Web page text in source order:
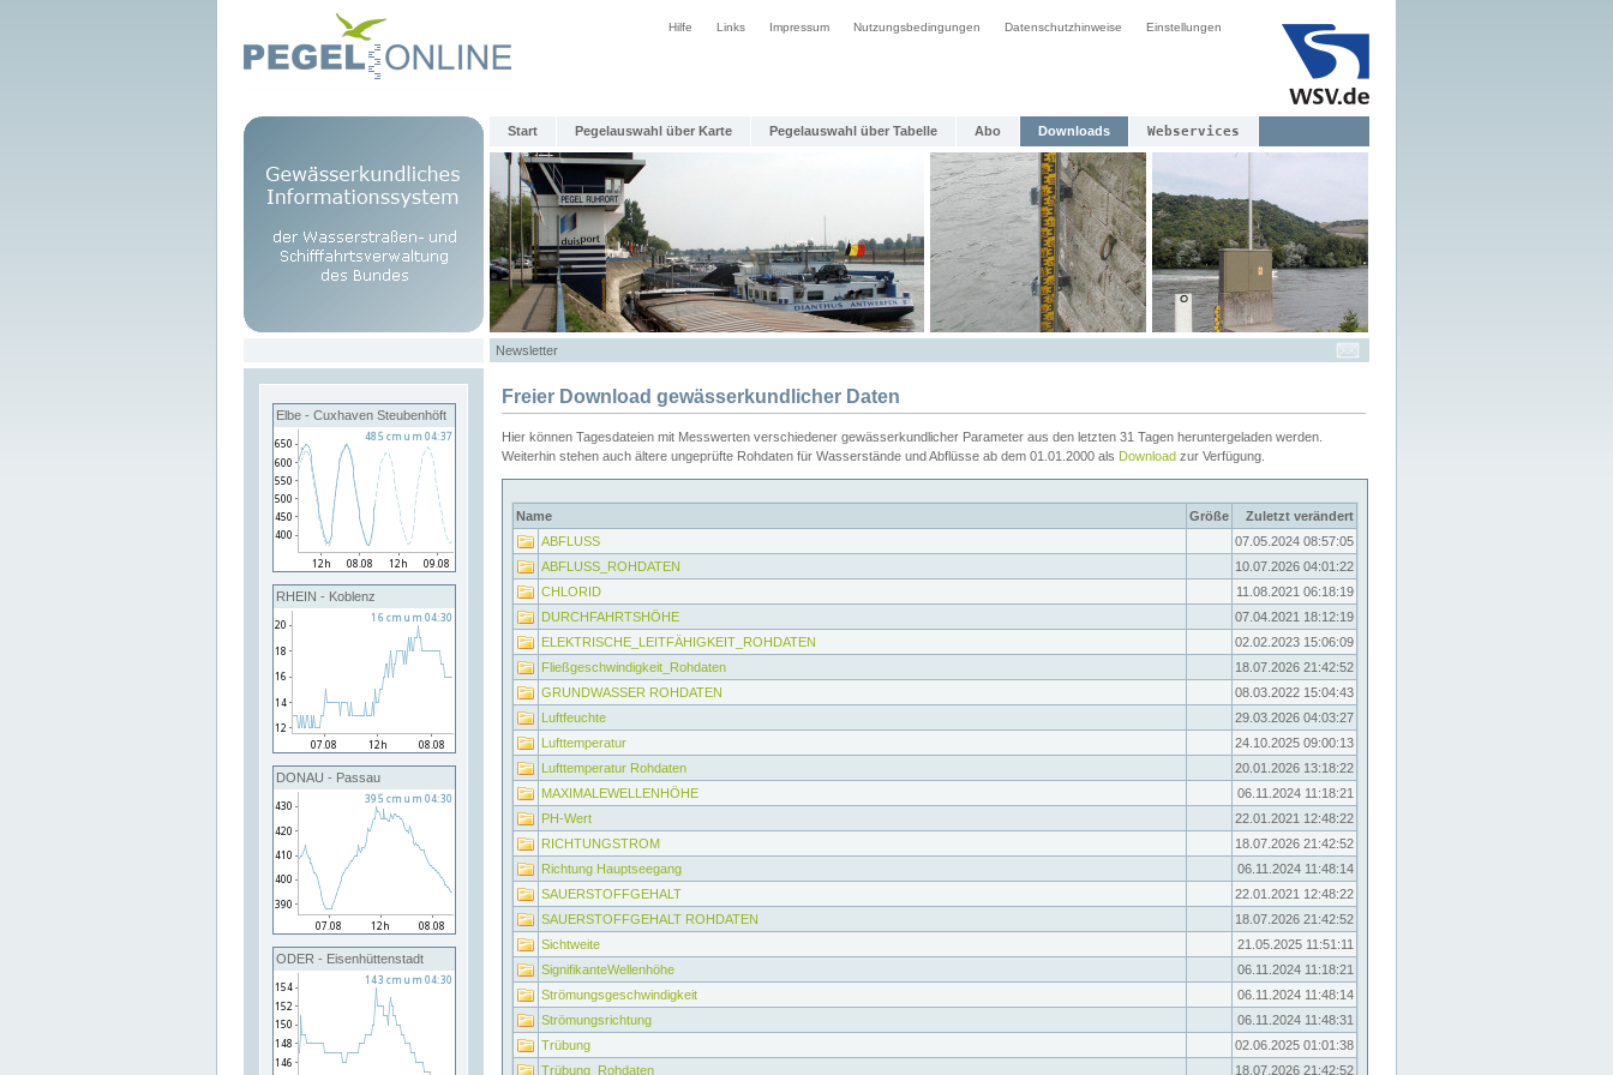
Hilfe Links Impressum Nutzungsbedingungen Datenschutzhinweise Einstellungen
Start Pegelauswahl über Karte Pegelauswahl über Tabelle Abo Downloads Webservices
Newsletter
Elbe - Cuxhaven Steubenhöft
RHEIN - Koblenz
DONAU - Passau
ODER - Eisenhüttenstadt
Freier Download gewässerkundlicher Daten
Hier können Tagesdateien mit Messwerten verschiedener gewässerkundlicher Parameter aus den letzten 31 Tagen heruntergeladen werden.
Weiterhin stehen auch ältere ungeprüfte Rohdaten für Wasserstände und Abflüsse ab dem 01.01.2000 als Download zur Verfügung.
Name Größe
Zuletzt verändert
ABFLUSS
07.05.2024 08:57:05
ABFLUSS_ROHDATEN
10.07.2026 04:01:22
CHLORID
11.08.2021 06:18:19
DURCHFAHRTSHÖHE
07.04.2021 18:12:19
ELEKTRISCHE_LEITFÄHIGKEIT_ROHDATEN
02.02.2023 15:06:09
Fließgeschwindigkeit_Rohdaten
18.07.2026 21:42:52
GRUNDWASSER ROHDATEN
08.03.2022 15:04:43
Luftfeuchte
29.03.2026 04:03:27
Lufttemperatur
24.10.2025 09:00:13
Lufttemperatur Rohdaten
20.01.2026 13:18:22
MAXIMALEWELLENHÖHE
06.11.2024 11:18:21
PH-Wert
22.01.2021 12:48:22
RICHTUNGSTROM
18.07.2026 21:42:52
Richtung Hauptseegang
06.11.2024 11:48:14
SAUERSTOFFGEHALT
22.01.2021 12:48:22
SAUERSTOFFGEHALT ROHDATEN
18.07.2026 21:42:52
Sichtweite
21.05.2025 11:51:11
SignifikanteWellenhöhe
06.11.2024 11:18:21
Strömungsgeschwindigkeit
06.11.2024 11:48:14
Strömungsrichtung
06.11.2024 11:48:31
Trübung
02.06.2025 01:01:38
Trübung_Rohdaten
18.07.2026 21:42:52